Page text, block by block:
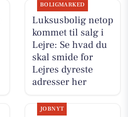
BOLIGMARKED
Luksusbolig netop
kommet til salg i
Lejre: Se hvad du
skal smide for
Lejres dyreste
adresser her
JOBNYT